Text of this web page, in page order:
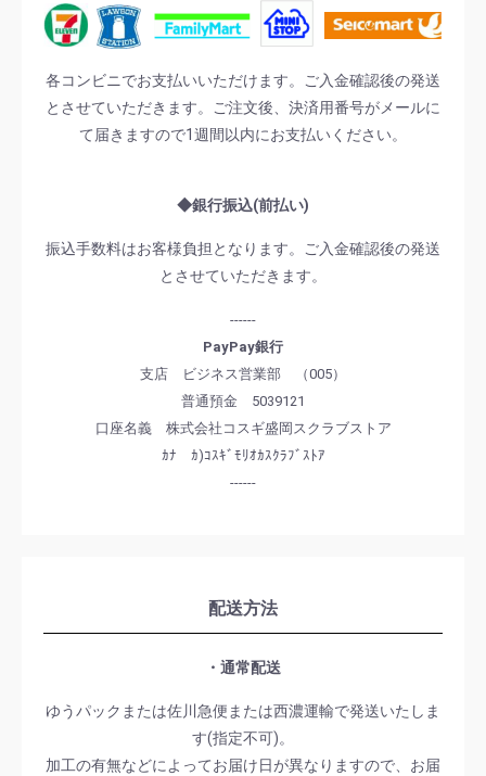
各コンビニでお支払いいただけます。ご入金確認後の発送
とさせていただきます。ご注文後、決済用番号がメールに
て届きますので1週間以内にお支払いください。
◆銀行振込(前払い)
振込手数料はお客様負担となります。ご入金確認後の発送
とさせていただきます。
------
PayPay銀行
支店 ビジネス営業部 （005）
普通預金 5039121
口座名義 株式会社コスギ盛岡スクラブストア
ｶﾅ ｶ)ｺｽｷﾞﾓﾘｵｶｽｸﾗﾌﾞｽﾄｱ
------
配送方法
・通常配送
ゆうパックまたは佐川急便または西濃運輸で発送いたしま
す(指定不可)。
加工の有無などによってお届け日が異なりますので、お届